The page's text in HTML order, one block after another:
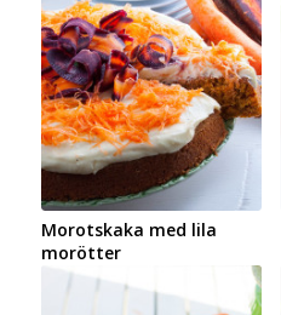
Morotskaka med lila
morötter